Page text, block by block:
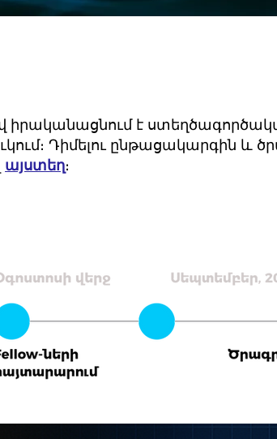
իրականացնում է
Դիմելու ընթացակարգին և
այստեղ։